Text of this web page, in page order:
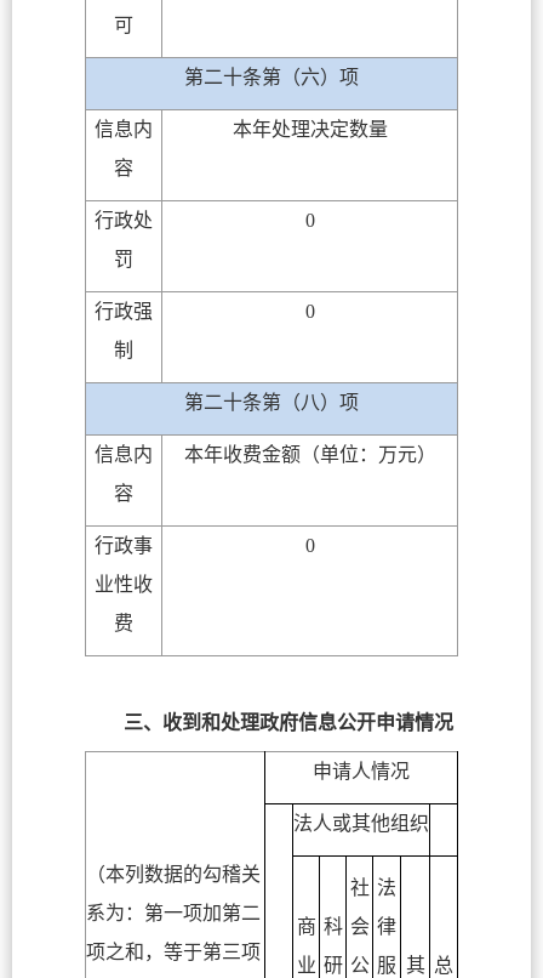
可
第二十条第（六）项
信息内
容
本年处理决定数量
行政处
罚
0
行政强
制
0
第二十条第（八）项
信息内
容
本年收费金额（单位：万元）
行政事
业性收
费
0
三、收到和处理政府信息公开申请情况
（本列数据的勾稽关
系为：第一项加第二
项之和，等于第三项
申请人情况
法人或其他组织
商
业
科
研
社
会
公
法
律
服 其 总